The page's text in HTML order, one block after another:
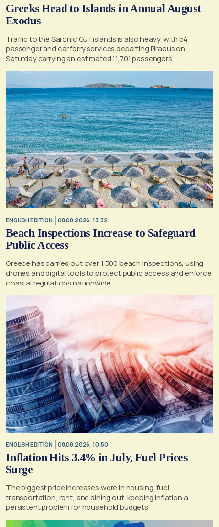
Greeks Head to Islands in Annual August
Exodus
Traffic to the Saronic Gulf islands is also heavy, with 54
passenger and car ferry services departing Piraeus on
Saturday carrying an estimated 11,701 passengers.
ENGLISH EDITION 08.08.2026, 13:32
Beach Inspections Increase to Safeguard
Public Access
Greece has carried out over 1,500 beach inspections, using
drones and digital tools to protect public access and enforce
coastal regulations nationwide.
ENGLISH EDITION 08.08.2026, 10:50
Inflation Hits 3.4% in July, Fuel Prices
Surge
The biggest price increases were in housing, fuel,
transportation, rent, and dining out, keeping inflation a
persistent problem for household budgets